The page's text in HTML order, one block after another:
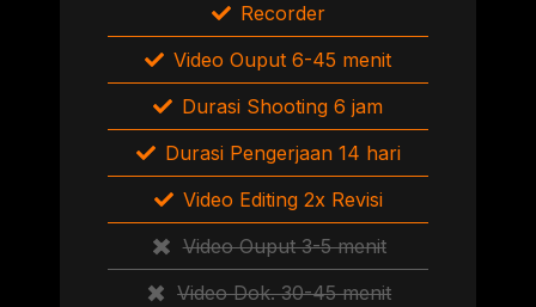
Recorder
Video Ouput 6-45 menit
Durasi Shooting 6 jam
Durasi Pengerjaan 14 hari
Video Editing 2x Revisi
Video Ouput 3-5 menit
Video Dok. 30-45 menit